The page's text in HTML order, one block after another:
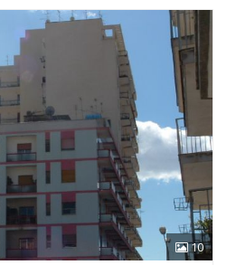
10